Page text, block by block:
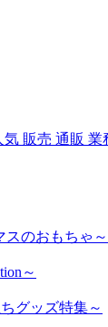
気 販売 通販
スのおもちゃ～
～
グッズ特集～